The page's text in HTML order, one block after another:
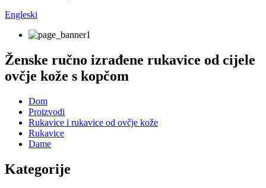
Engleski
Ženske ručno izrađene rukavice od cijele
ovčje kože s kopčom
Dom
Proizvodi
Rukavice i rukavice od ovčje kože
Rukavice
Dame
Kategorije